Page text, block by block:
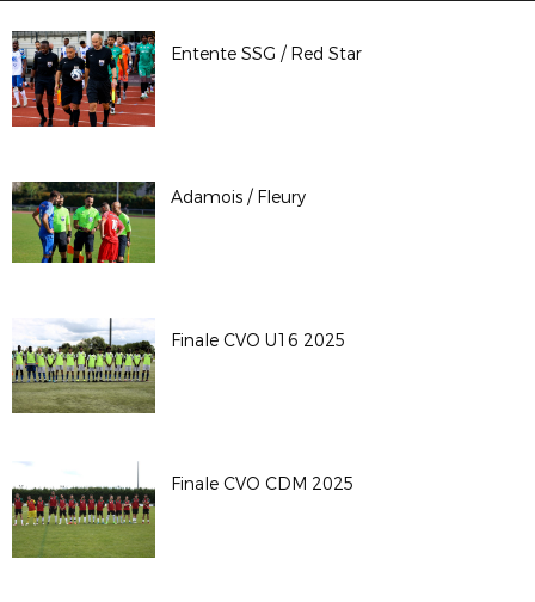
Entente SSG / Red Star
Adamois / Fleury
Finale CVO U16 2025
Finale CVO CDM 2025